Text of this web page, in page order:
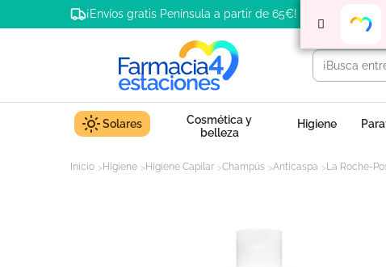
¡Envíos gratis Península a partir de 65€!
Solares
Cosmética y
belleza
Higiene
Inicio Higiene Higiene Capilar Champús Anticaspa La Roche-